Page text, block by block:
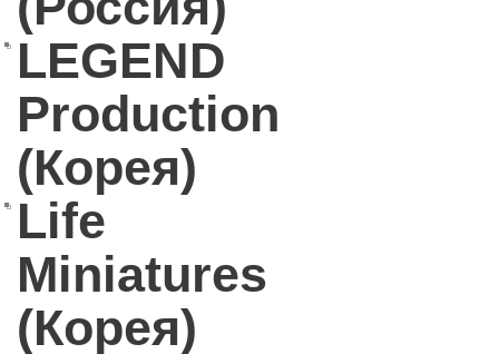
LEGEND
Production
(Корея)
Life
Miniatures
(Корея)